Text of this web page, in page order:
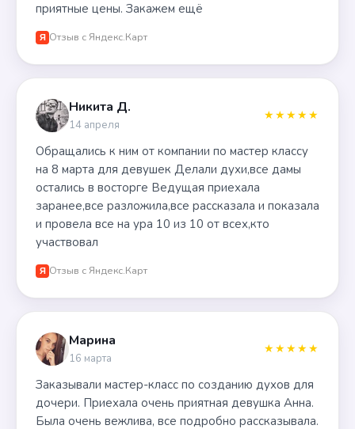
приятные цены. Закажем ещё
Я Отзыв с Яндекс.Карт
Никита Д.
14 апреля
★★★★★
Обращались к ним от компании по мастер классу
на 8 марта для девушек Делали духи,все дамы
остались в восторге Ведущая приехала
заранее,все разложила,все рассказала и показала
и провела все на ура 10 из 10 от всех,кто
участвовал
Я Отзыв с Яндекс.Карт
Марина
16 марта
★★★★★
Заказывали мастер-класс по созданию духов для
дочери. Приехала очень приятная девушка Анна.
Была очень вежлива, все подробно рассказывала.